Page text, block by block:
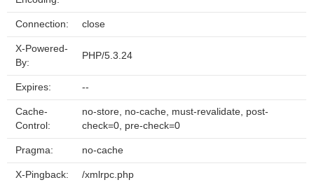
Connection: close
X-Powered-
By:
PHP/5.3.24
Expires: --
Cache-
Control:
no-store, no-cache, must-revalidate, post-
check=0, pre-check=0
Pragma: no-cache
X-Pingback: /xmlrpc.php